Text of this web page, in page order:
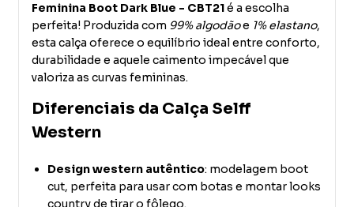
Feminina Boot Dark Blue - CBT21é a escolha
perfeita! Produzida com 99% algodãoe 1% elastano,
esta calça oferece o equilíbrio ideal entre conforto,
durabilidade e aquele caimento impecável que
valoriza as curvas femininas.
Diferenciais da Calça Selff
Western
Design western autêntico: modelagem boot
cut, perfeita para usar com botas e montar looks